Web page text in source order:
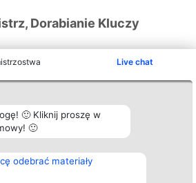
Live chat
🙂 Kliknij proszę w
🙂
odebrać materiały
Dorabianie Kluczy
Plebiscyt
Laureaci
wszystkich
Kontakt